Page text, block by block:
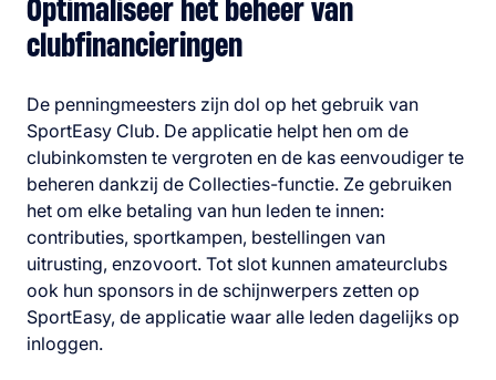
Optimaliseer het beheer van
clubfinancieringen
De penningmeesters zijn dol op het gebruik van
SportEasy Club. De applicatie helpt hen om de
clubinkomsten te vergroten en de kas eenvoudiger te
beheren dankzij de Collecties-functie. Ze gebruiken
het om elke betaling van hun leden te innen:
contributies, sportkampen, bestellingen van
uitrusting, enzovoort. Tot slot kunnen amateurclubs
ook hun sponsors in de schijnwerpers zetten op
SportEasy, de applicatie waar alle leden dagelijks op
inloggen.